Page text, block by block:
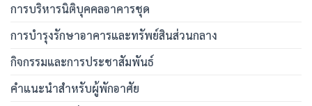
การบริหารนิติบุคคลอาคารชุด
การบำรุงรักษาอาคารและทรัพย์สินส่วนกลาง
กิจกรรมและการประชาสัมพันธ์
คำแนะนำสำหรับผู้พักอาศัย